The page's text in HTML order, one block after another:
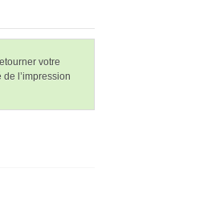
votre
l’impression